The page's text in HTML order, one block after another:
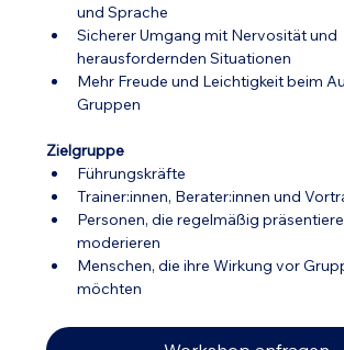
und Sprache
Sicherer Umgang mit Nervosität und
herausfordernden Situationen
Mehr Freude und Leichtigkeit beim
Gruppen
Zielgruppe
Führungskräfte
Trainer:innen, Berater:innen und
Personen, die regelmäßig
moderieren
Menschen, die ihre Wirkung vor
möchten